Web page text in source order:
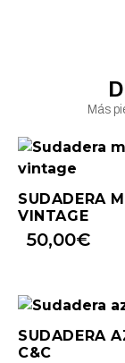
Más
SUDADERA
VINTAGE
50,00€
SUDADERA
C&C